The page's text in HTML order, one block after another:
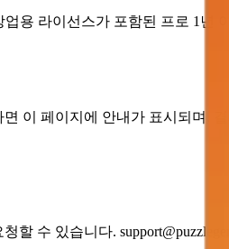
용 라이선스가 포함된 프로 1년
이 페이지에 안내가 표시되며,
할 수 있습니다.